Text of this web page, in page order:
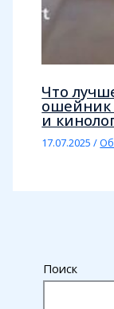
Что
ошейник
и
17.07.2025/
Поиск